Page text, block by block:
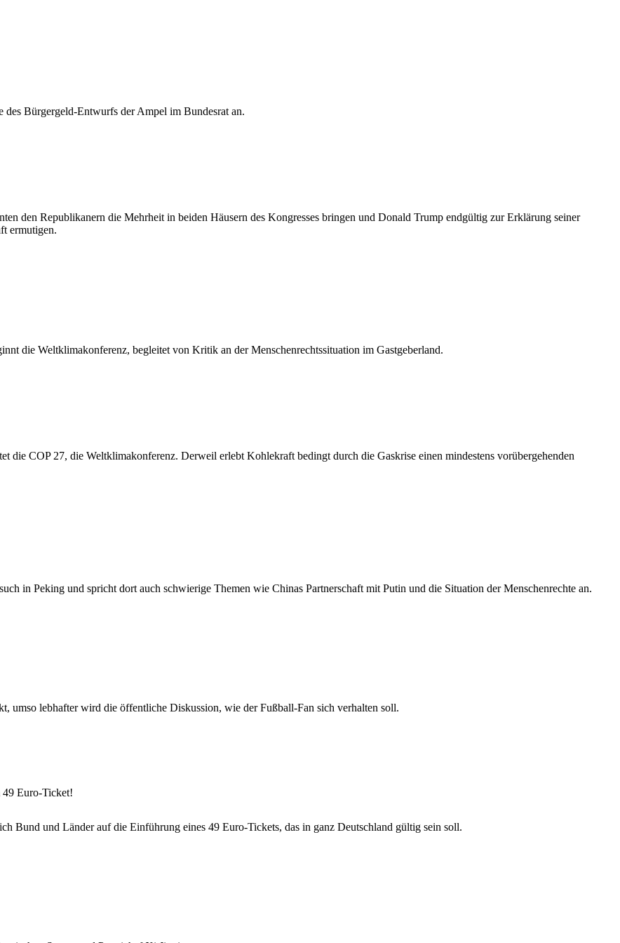
Bürgergeld-Entwurfs der Ampel im Bundesrat an.
den Republikanern die Mehrheit in beiden Häusern des Kongresses bringen und Donald Trump endgültig zur Erklärung seiner
ermutigen.
die Weltklimakonferenz, begleitet von Kritik an der Menschenrechtssituation im Gastgeberland.
die COP 27, die Weltklimakonferenz. Derweil erlebt Kohlekraft bedingt durch die Gaskrise einen mindestens vorübergehenden
in Peking und spricht dort auch schwierige Themen wie Chinas Partnerschaft mit Putin und die Situation der Menschenrechte an.
umso lebhafter wird die öffentliche Diskussion, wie der Fußball-Fan sich verhalten soll.
Euro-Ticket!
Bund und Länder auf die Einführung eines 49 Euro-Tickets, das in ganz Deutschland gültig sein soll.